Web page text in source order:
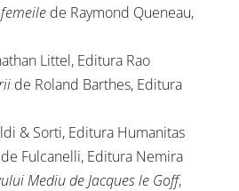
de Raymond Queneau,
Littel, Editura Rao
de Roland Barthes, Editura
& Sorti, Editura Humanitas
Fulcanelli, Editura Nemira
Mediu de Jacques le Goff,